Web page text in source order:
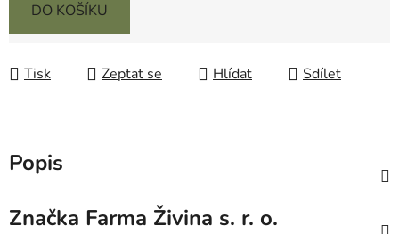
DO KOŠÍKU
Tisk Zeptat se Hlídat Sdílet
Popis
Značka Farma Živina s. r. o.